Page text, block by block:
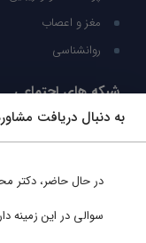
مغز و اعصاب
روانشناسی
شبکه های اجتماعی
ما را در شبکه های
به دنبال دریافت
در حال حاضر، دکتر
سوالی در این زمینه